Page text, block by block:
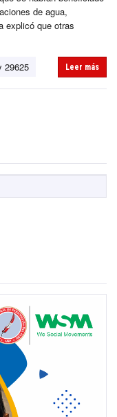
de agua,
explicó que otras
29625 Leer más